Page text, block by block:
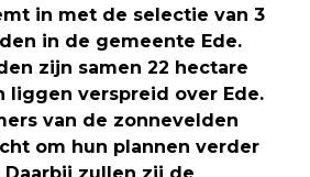
in met de selectie van 3
in de gemeente Ede.
zijn samen 22 hectare
liggen verspreid over Ede.
van de zonnevelden
om hun plannen verder